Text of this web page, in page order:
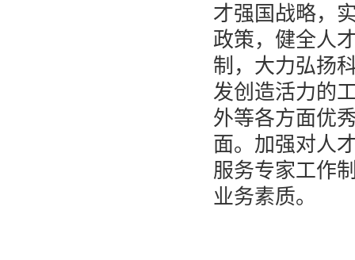
才强国战略，
政策，健全人
制，大力弘扬
发创造活力的
外等各方面优
面。加强对人
服务专家工作
业务素质。